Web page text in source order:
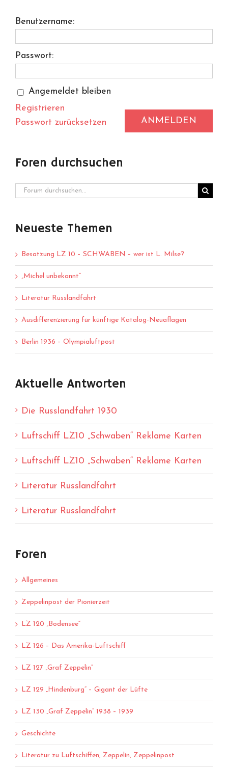
Benutzername:
Passwort:
Angemeldet bleiben
ANMELDEN
Registrieren
Passwort zurücksetzen
Foren durchsuchen
Neueste Themen
Besatzung LZ 10 – SCHWABEN – wer ist L. Milse?
„Michel unbekannt“
Literatur Russlandfahrt
Ausdifferenzierung für künftige Katalog-Neuaflagen
Berlin 1936 – Olympialuftpost
Aktuelle Antworten
Die Russlandfahrt 1930
Luftschiff LZ10 „Schwaben“ Reklame Karten
Luftschiff LZ10 „Schwaben“ Reklame Karten
Literatur Russlandfahrt
Literatur Russlandfahrt
Foren
Allgemeines
Zeppelinpost der Pionierzeit
LZ 120 „Bodensee“
LZ 126 – Das Amerika-Luftschiff
LZ 127 „Graf Zeppelin“
LZ 129 „Hindenburg“ – Gigant der Lüfte
LZ 130 „Graf Zeppelin“ 1938 – 1939
Geschichte
Literatur zu Luftschiffen, Zeppelin, Zeppelinpost